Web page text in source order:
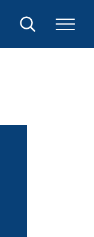
Sök